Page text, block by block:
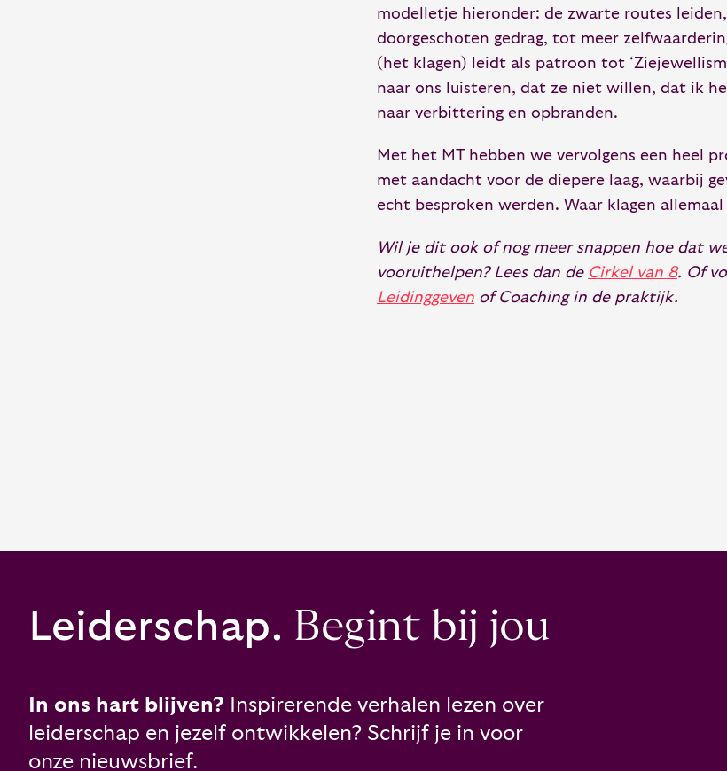
modelletje hieronder: de zwarte routes
doorgeschoten gedrag, tot meer
(het klagen) leidt als patroon tot
naar ons luisteren, dat ze niet willen, dat ik
naar verbittering en opbranden.
Met het MT hebben we vervolgens een heel
met aandacht voor de diepere laag, waarbij
echt besproken werden. Waar klagen
Wil je dit ook of nog meer snappen hoe dat
vooruithelpen? Lees dan de Cirkel van 8. Of
Leidinggevenof Coaching in de praktijk.
Leiderschap. Begint bij jou
In ons hart blijven? Inspirerende verhalen lezen over
leiderschap en jezelf ontwikkelen? Schrijf je in voor
onze nieuwsbrief.